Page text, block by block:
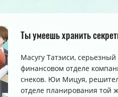
Ты умеешь хранить
Масугу Татэиси,
финансовом отделе
снеков. Юи Мицуя,
отделе планирования той